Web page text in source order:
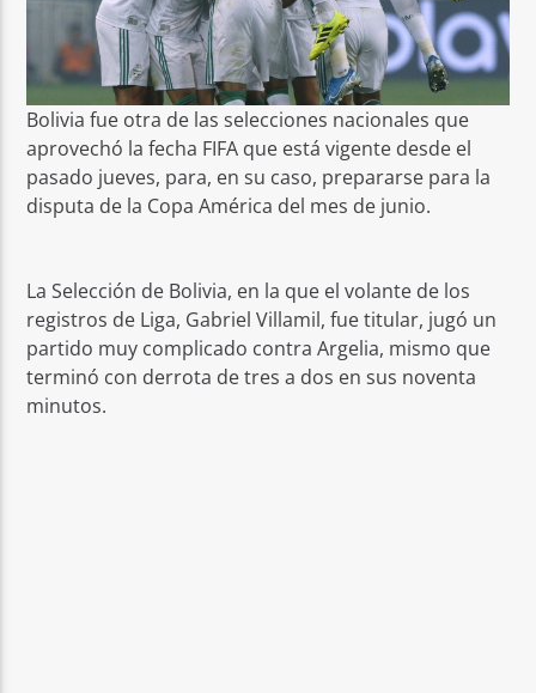
Bolivia fue otra de las selecciones nacionales que
aprovechó la fecha FIFA que está vigente desde el
pasado jueves, para, en su caso, prepararse para la
disputa de la Copa América del mes de junio.
La Selección de Bolivia, en la que el volante de los
registros de Liga, Gabriel Villamil, fue titular, jugó un
partido muy complicado contra Argelia, mismo que
terminó con derrota de tres a dos en sus noventa
minutos.